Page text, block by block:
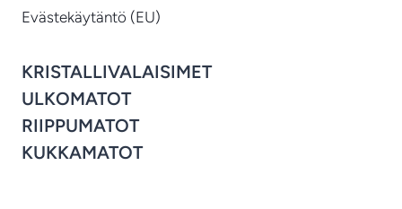
Evästekäytäntö (EU)
KRISTALLIVALAISIMET
ULKOMATOT
RIIPPUMATOT
KUKKAMATOT